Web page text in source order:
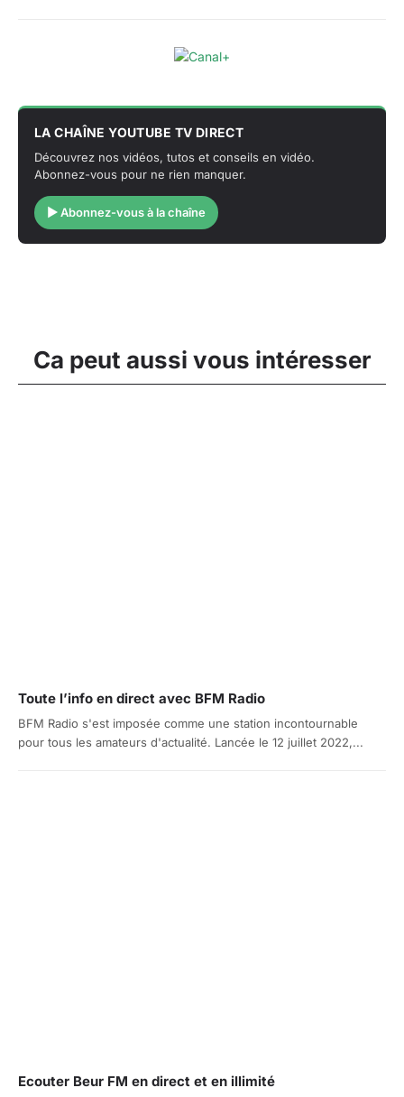
LA CHAÎNE YOUTUBE TV DIRECT
Découvrez nos vidéos, tutos et conseils en vidéo.
Abonnez-vous pour ne rien manquer.
▶ Abonnez-vous à la chaîne
Ca peut aussi vous intéresser
Toute l’info en direct avec BFM Radio
BFM Radio s'est imposée comme une station incontournable
pour tous les amateurs d'actualité. Lancée le 12 juillet 2022,...
Ecouter Beur FM en direct et en illimité